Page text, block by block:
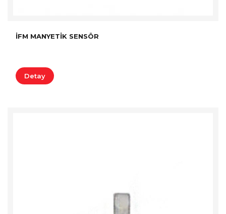
İFM MANYETIK SENSÖR
Detay